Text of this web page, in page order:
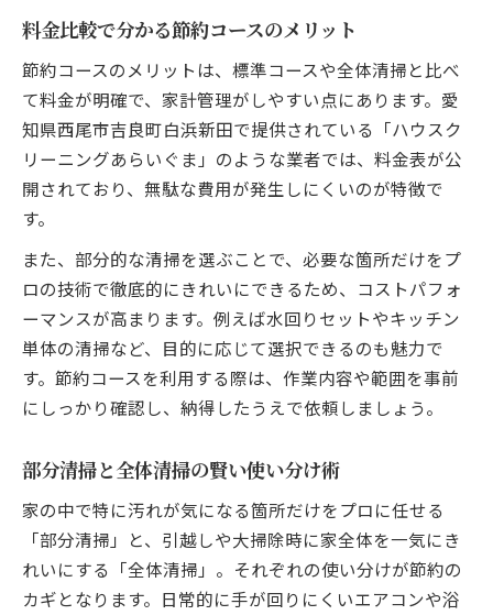
料金比較で分かる節約コースのメリット
節約コースのメリットは、標準コースや全体清掃と比べ
て料金が明確で、家計管理がしやすい点にあります。愛
知県西尾市吉良町白浜新田で提供されている「ハウスク
リーニングあらいぐま」のような業者では、料金表が公
開されており、無駄な費用が発生しにくいのが特徴で
す。
また、部分的な清掃を選ぶことで、必要な箇所だけをプ
ロの技術で徹底的にきれいにできるため、コストパフォ
ーマンスが高まります。例えば水回りセットやキッチン
単体の清掃など、目的に応じて選択できるのも魅力で
す。節約コースを利用する際は、作業内容や範囲を事前
にしっかり確認し、納得したうえで依頼しましょう。
部分清掃と全体清掃の賢い使い分け術
家の中で特に汚れが気になる箇所だけをプロに任せる
「部分清掃」と、引越しや大掃除時に家全体を一気にき
れいにする「全体清掃」。それぞれの使い分けが節約の
カギとなります。日常的に手が回りにくいエアコンや浴